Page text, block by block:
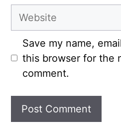
Website
Save my name,
this browser for the
comment.